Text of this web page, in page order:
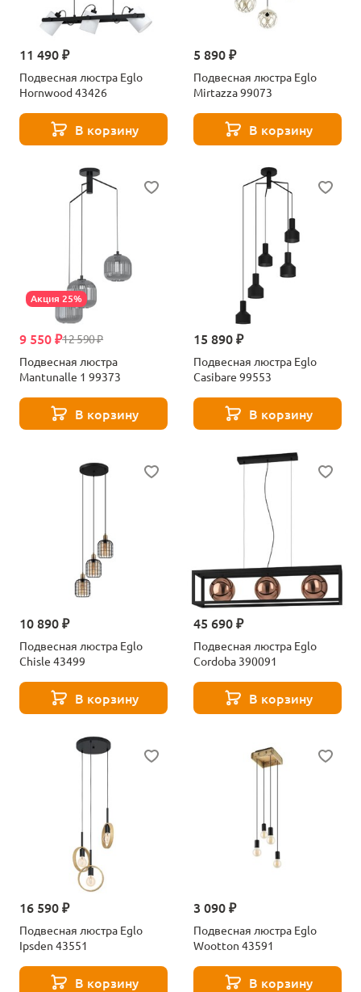
11 490 ₽
Подвесная люстра Eglo
Hornwood 43426
В корзину
5 890 ₽
Подвесная люстра Eglo
Mirtazza 99073
В корзину
Акция 25%
12 590 ₽
9 550 ₽
Подвесная люстра
Mantunalle 1 99373
В корзину
15 890 ₽
Подвесная люстра Eglo
Casibare 99553
В корзину
10 890 ₽
Подвесная люстра Eglo
Chisle 43499
В корзину
45 690 ₽
Подвесная люстра Eglo
Cordoba 390091
В корзину
16 590 ₽
Подвесная люстра Eglo
Ipsden 43551
В корзину
3 090 ₽
Подвесная люстра Eglo
Wootton 43591
В корзину